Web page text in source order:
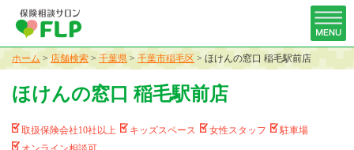
ホーム > 店舗検索 > 千葉県 > 千葉市稲毛区 > ほけんの窓口 稲毛駅前店
ほけんの窓口 稲毛駅前店
取扱保険会社10社以上 キッズスペース 女性スタッフ
駐車場